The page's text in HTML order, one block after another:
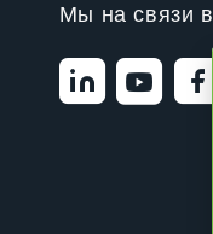
Мы на связи в